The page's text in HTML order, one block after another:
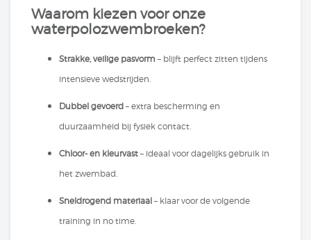
Waarom kiezen voor onze
waterpolozwembroeken?
Strakke, veilige pasvorm – blijft perfect zitten tijdens
intensieve wedstrijden.
Dubbel gevoerd – extra bescherming en
duurzaamheid bij fysiek contact.
Chloor- en kleurvast – ideaal voor dagelijks gebruik in
het zwembad.
Sneldrogend materiaal – klaar voor de volgende
training in no time.